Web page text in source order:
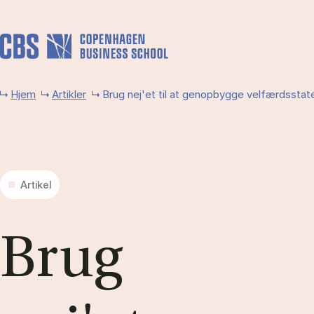
Hjem Artikler Brug nej'et til at genopbygge
Artikel
Brug